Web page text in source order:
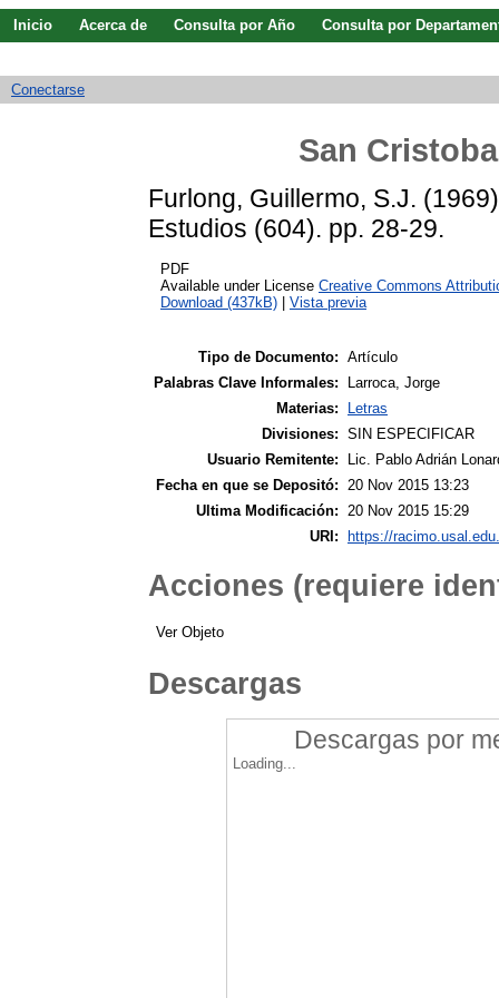
Inicio Acerca de Consulta por Año
Consulta por
Conectarse
San
Furlong, Guillermo, S.J.
Estudios (604). pp. 28-29.
PDF
Available under License Creative Commons
Download (437kB)
Vista previa
Tipo de Documento: Artículo
Palabras Clave Informales:
Larroca, Jorge
Materias:
Letras
Divisiones: SIN ESPECIFICAR
Usuario Remitente:
Lic. Pablo Adrián
Fecha en que se Depositó: 20 Nov 2015 13:23
Ultima Modificación: 20 Nov 2015 15:29
URI:
https://
Acciones (requiere
Ver Objeto
Descargas
Descargas por
Loading...